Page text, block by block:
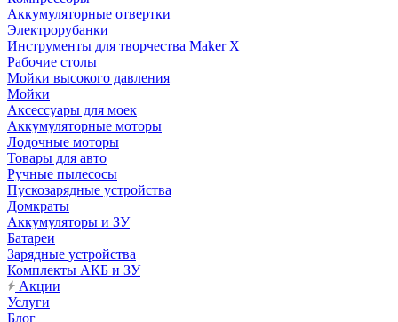
Аккумуляторные отвертки
Электрорубанки
Инструменты для творчества Maker X
Рабочие столы
Мойки высокого давления
Мойки
Аксессуары для моек
Аккумуляторные моторы
Лодочные моторы
Товары для авто
Ручные пылесосы
Пускозарядные устройства
Домкраты
Аккумуляторы и ЗУ
Батареи
Зарядные устройства
Комплекты АКБ и ЗУ
Акции
Услуги
Блог